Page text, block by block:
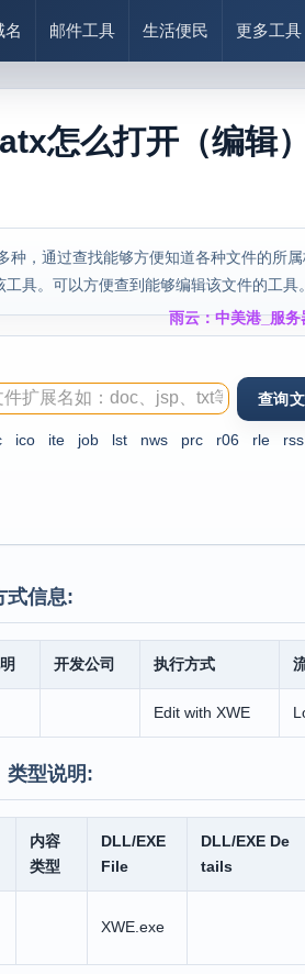
名 邮件工具 生活便民 更多工具
怎么打开（编辑
种，通过查找能够方便知道各种文件的所
具。可以方便查到能够编辑该文件的工具。
雨云：中美港_服
ico ite job lst nws prc r06 rle rss
式信息:
开发公司 执行方式
Edit with XWE
类型说明:
内容
类型
DLL/EXE
File
DLL/EXE De
tails
XWE.exe